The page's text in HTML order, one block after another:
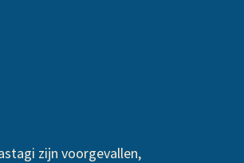
zijn voorgevallen,